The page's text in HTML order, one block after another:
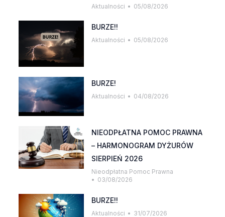
Aktualności 05/08/2026
BURZE!!
Aktualności 05/08/2026
BURZE!
Aktualności 04/08/2026
NIEODPŁATNA POMOC PRAWNA
– HARMONOGRAM DYŻURÓW
SIERPIEŃ 2026
Nieodpłatna Pomoc Prawna
03/08/2026
BURZE!!
Aktualności 31/07/2026